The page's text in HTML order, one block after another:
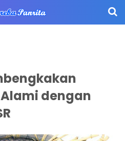
dengan